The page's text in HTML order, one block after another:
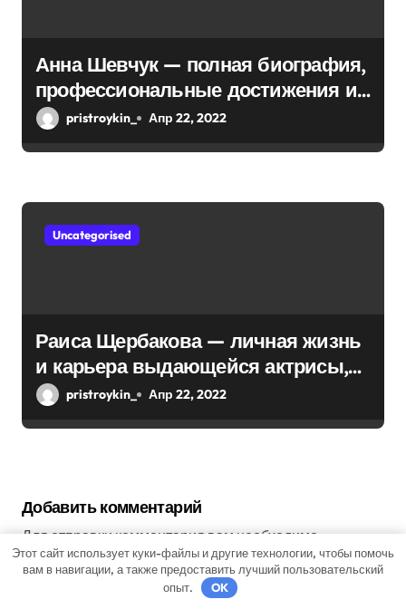
Анна Шевчук — полная биография,
профессиональные достижения и
интересы, личная жизнь
pristroykin_ Апр 22, 2022
Uncategorised
Раиса Щербакова — личная жизнь
и карьера выдающейся актрисы,
ее достижения в театре и кино,
pristroykin_ Апр 22, 2022
Добавить комментарий
Для отправки комментария вам необходимо
авторизоваться
Этот сайт использует куки-файлы и другие технологии, чтобы помочь
вам в навигации, а также предоставить лучший пользовательский
опыт.
OK